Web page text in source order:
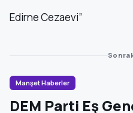
Edirne Cezaevi”
Manşet Haberler
DEM Parti Eş